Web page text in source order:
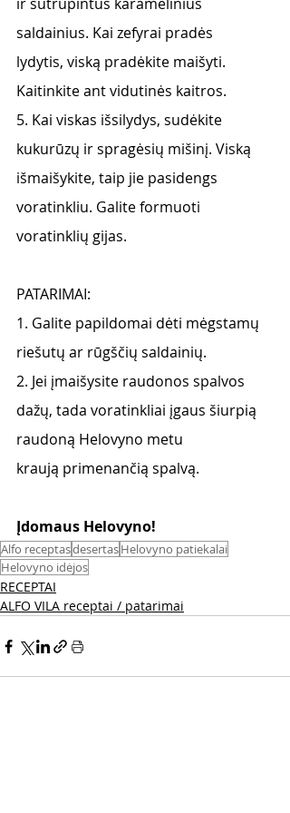
saldainius. Kai zefyrai pradės
lydytis, viską pradėkite maišyti.
Kaitinkite ant vidutinės kaitros.
5. Kai viskas išsilydys, sudėkite
kukurūzų ir spragėsių mišinį. Viską
išmaišykite, taip jie pasidengs
voratinkliu. Galite formuoti
voratinklių gijas.
PATARIMAI:
1. Galite papildomai dėti mėgstamų
riešutų ar rūgščių saldainių.
2. Jei įmaišysite raudonos spalvos
dažų, tada voratinkliai įgaus šiurpią
raudoną Helovyno metu
kraują primenančią spalvą.
Įdomaus Helovyno!
Alfo receptasdesertasHelovyno patiekalai
Helovyno idėjos
RECEPTAI
ALFO VILA receptai / patarimai